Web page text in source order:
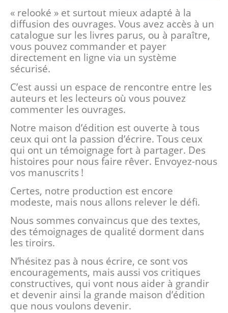
« relooké » et surtout mieux adapté à la
diffusion des ouvrages. Vous avez accès à un
catalogue sur les livres parus, ou à paraître,
vous pouvez commander et payer
directement en ligne via un système
sécurisé.
C’est aussi un espace de rencontre entre les
auteurs et les lecteurs où vous pouvez
commenter les ouvrages.
Notre maison d’édition est ouverte à tous
ceux qui ont la passion d’écrire. Tous ceux
qui ont un témoignage fort à partager. Des
histoires pour nous faire rêver. Envoyez-nous
vos manuscrits !
Certes, notre production est encore
modeste, mais nous allons relever le défi.
Nous sommes convaincus que des textes,
des témoignages de qualité dorment dans
les tiroirs.
N’hésitez pas à nous écrire, ce sont vos
encouragements, mais aussi vos critiques
constructives, qui vont nous aider à grandir
et devenir ainsi la grande maison d’édition
que nous voulons devenir.